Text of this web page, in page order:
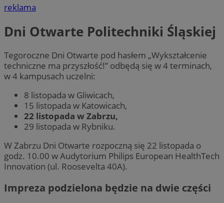
reklama
Dni Otwarte Politechniki Śląskiej
Tegoroczne Dni Otwarte pod hasłem „Wykształcenie
techniczne ma przyszłość!” odbędą się w 4 terminach,
w 4 kampusach uczelni:
8 listopada w Gliwicach,
15 listopada w Katowicach,
22 listopada w Zabrzu,
29 listopada w Rybniku.
W Zabrzu Dni Otwarte rozpoczną się 22 listopada o
godz. 10.00 w Audytorium Philips European HealthTech
Innovation (ul. Roosevelta 40A).
Impreza podzielona będzie na dwie części